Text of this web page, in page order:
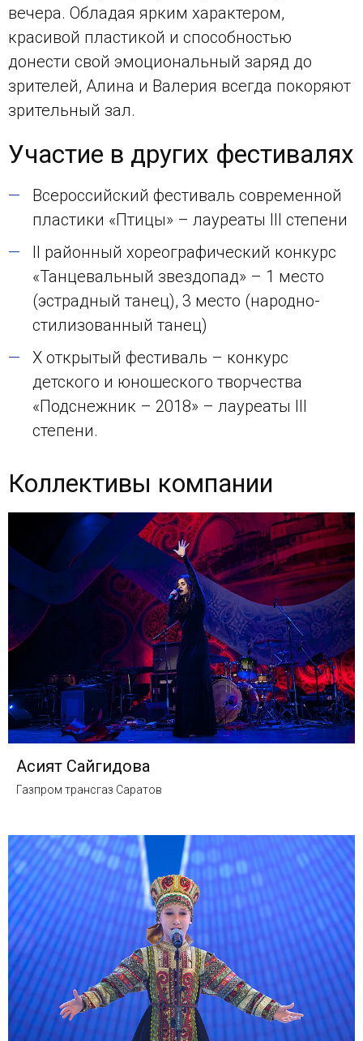
вечера. Обладая ярким характером,
красивой пластикой и способностью
донести свой эмоциональный заряд до
зрителей, Алина и Валерия всегда покоряют
зрительный зал.
Участие в других фестивалях
Всероссийский фестиваль современной
пластики «Птицы» – лауреаты III степени
II районный хореографический конкурс
«Танцевальный звездопад» – 1 место
(эстрадный танец), 3 место (народно-
стилизованный танец)
Х открытый фестиваль – конкурс
детского и юношеского творчества
«Подснежник – 2018» – лауреаты III
степени.
Коллективы компании
Асият Сайгидова
Газпром трансгаз Саратов